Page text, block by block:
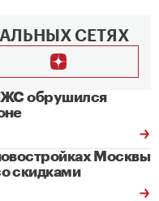
СЕТЯХ
обрушился
Москвы
скидками